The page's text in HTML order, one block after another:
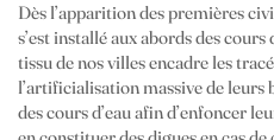
Dès l’apparition des premières
s’est installé aux abords des cours
tissu de nos villes encadre les
l’artificialisation massive de leurs
des cours d’eau afin d’enfoncer